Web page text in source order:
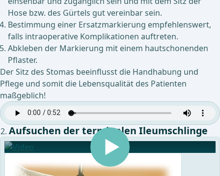
Hose bzw. des Gürtels gut vereinbar sein.
Bestimmung einer Ersatzmarkierung empfehlenswert,
falls intraoperative Komplikationen auftreten.
Abkleben der Markierung mit einem hautschonenden
Pflaster.
Der Sitz des Stomas beeinflusst die Handhabung und
Pflege und somit die Lebensqualität des Patienten
maßgeblich!
Aufsuchen der terminalen Ileumschlinge